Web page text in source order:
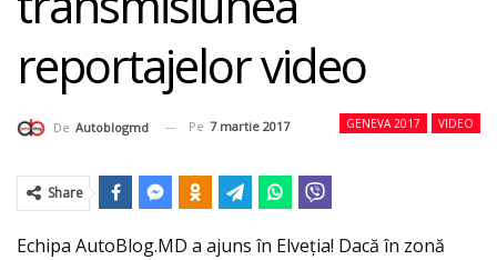
reportajelor video
GENEVA 2017 VIDEO
De Autoblogmd Pe 7 martie 2017
Share
Echipa AutoBlog.MD a ajuns în Elveţia! Dacă în zonă